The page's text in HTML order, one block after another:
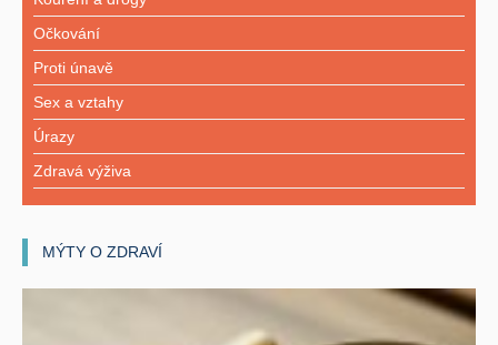
Očkování
Proti únavě
Sex a vztahy
Úrazy
Zdravá výživa
MÝTY O ZDRAVÍ